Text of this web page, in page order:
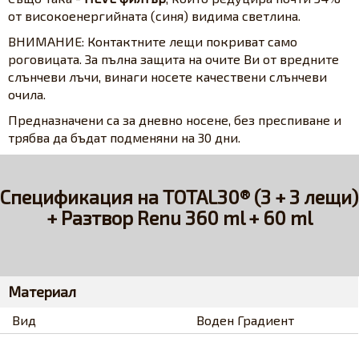
от високоенергийната (синя) видима светлина.
ВНИМАНИЕ: Контактните лещи покриват само
роговицата. За пълна защита на очите Ви от вредните
слънчеви лъчи, винаги носете качествени слънчеви
очила.
Предназначени са за дневно носене, без преспиване и
трябва да бъдат подменяни на 30 дни.
Спецификация на TOTAL30® (3 + 3 лещи)
+ Разтвор Renu 360 ml + 60 ml
Материал
Вид
Воден Градиент